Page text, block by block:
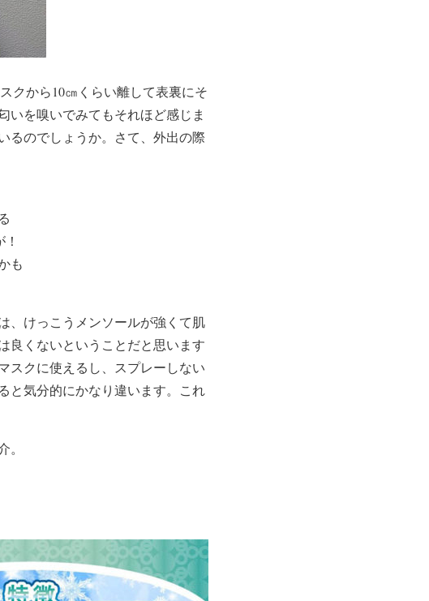
クから10㎝くらい離して表裏にそ
いを嗅いでみてもそれほど感じま
るのでしょうか。さて、外出の際
も
、けっこうメンソールが強くて肌
良くないということだと思います
スクに使えるし、スプレーしない
と気分的にかなり違います。これ